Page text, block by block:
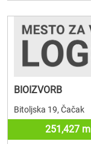
BIOIZVORB
Bitoljska 19, Čačak
251,427 m